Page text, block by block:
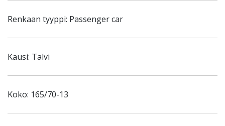
Renkaan tyyppi: Passenger car
Kausi: Talvi
Koko: 165/70-13